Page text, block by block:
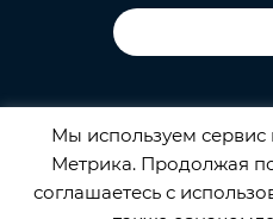
ОФИЦИАЛЬНЫЙ
Мы используем сервис
Метрика. Продолжая
соглашаетесь с